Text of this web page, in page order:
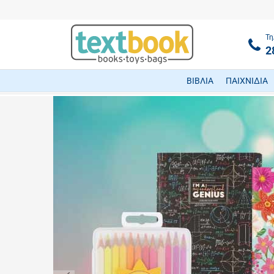
ΒΙΒΛΙΑ ΠΑΙΧΝΙΔΙΑ